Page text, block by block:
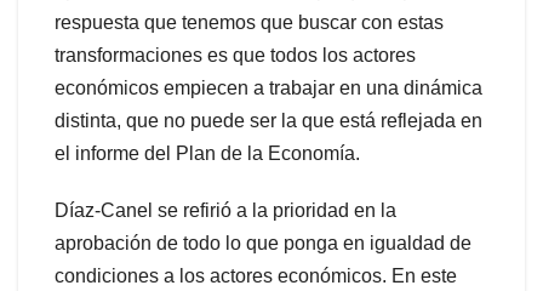
respuesta que tenemos que buscar con estas
transformaciones es que todos los actores
económicos empiecen a trabajar en una dinámica
distinta, que no puede ser la que está reflejada en
el informe del Plan de la Economía.
Díaz-Canel se refirió a la prioridad en la
aprobación de todo lo que ponga en igualdad de
condiciones a los actores económicos. En este